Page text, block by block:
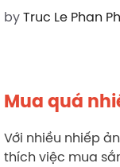
byTruc Le Phan
Mua quá
Với nhiều nhiếp
thích việc mua